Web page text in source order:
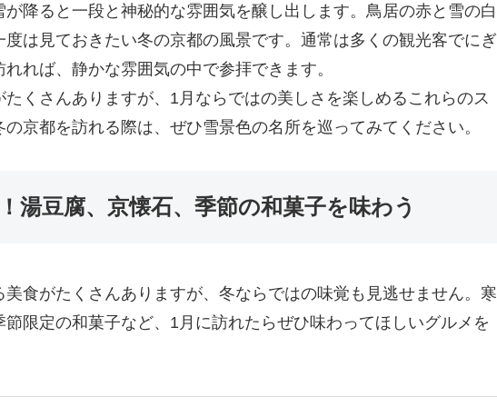
降ると一段と神秘的な雰囲気を醸し出します。鳥居の赤と雪の白
は見ておきたい冬の京都の風景です。通常は多くの観光客でにぎ
れば、静かな雰囲気の中で参拝できます。
くさんありますが、1月ならではの美しさを楽しめるこれらのス
京都を訪れる際は、ぜひ雪景色の名所を巡ってみてください。
湯豆腐、京懐石、季節の和菓子を味わう
食がたくさんありますが、冬ならではの味覚も見逃せません。寒
限定の和菓子など、1月に訪れたらぜひ味わってほしいグルメを